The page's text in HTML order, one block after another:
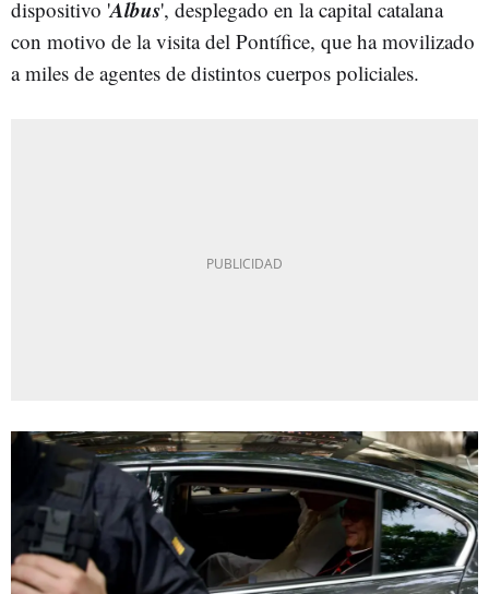
dispositivo 'Albus', desplegado en la capital catalana
con motivo de la visita del Pontífice, que ha movilizado
a miles de agentes de distintos cuerpos policiales.